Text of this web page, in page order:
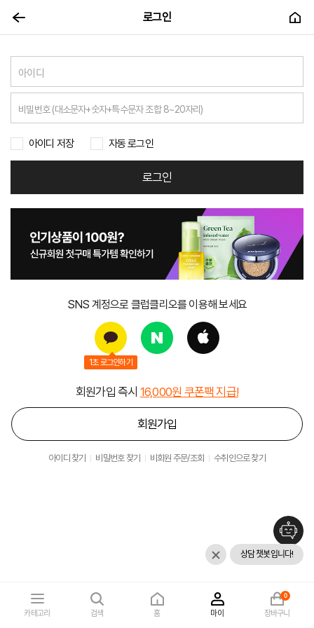
로그인
아이디 저장 자동 로그인
로그인
SNS 계정으로 클럽클리오를 이용해 보세요
1초 로그인하기
회원가입 즉시 16,000원 쿠폰팩 지급!
회원가입
아이디 찾기 비밀번호 찾기 비회원 주문/조회 수취인으로 찾기
카테고리 검색 홈 마이 장바구니
0
상담 챗봇입니다!